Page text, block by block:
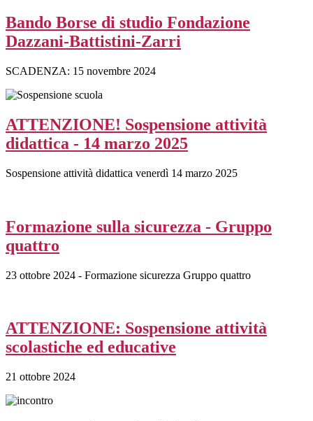
Bando Borse di studio Fondazione
Dazzani-Battistini-Zarri
SCADENZA: 15 novembre 2024
ATTENZIONE! Sospensione attività
didattica - 14 marzo 2025
Sospensione attività didattica venerdì 14 marzo 2025
Formazione sulla sicurezza - Gruppo
quattro
23 ottobre 2024 - Formazione sicurezza Gruppo quattro
ATTENZIONE: Sospensione attività
scolastiche ed educative
21 ottobre 2024